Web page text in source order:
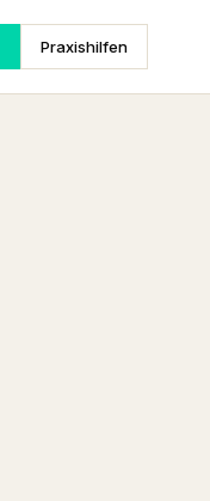
Praxishilfen